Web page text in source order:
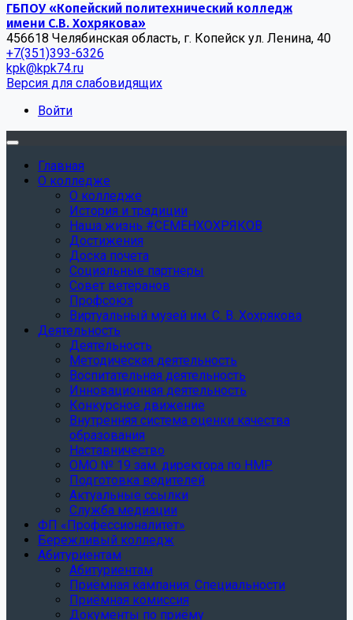
ГБПОУ «Копейский политехнический колледж
имени С.В. Хохрякова»
456618 Челябинская область, г. Копейск ул. Ленина, 40
+7(351)393-6326
kpk@kpk74.ru
Версия для слабовидящих
Войти
Главная
О колледже
О колледже
История и традиции
Наша жизнь #СЕМЕНХОХРЯКОВ
Достижения
Доска почета
Социальные партнеры
Совет ветеранов
Профсоюз
Виртуальный музей им. С. В. Хохрякова
Деятельность
Деятельность
Методическая деятельность
Воспитательная деятельность
Инновационная деятельность
Конкурсное движение
Внутренняя система оценки качества
образования
Наставничество
ОМО № 19 зам. директора по НМР
Подготовка водителей
Актуальные ссылки
Служба медиации
ФП «Профессионалитет»
Бережливый колледж
Абитуриентам
Абитуриентам
Приёмная кампания. Специальности
Приёмная комиссия
Документы по приёму